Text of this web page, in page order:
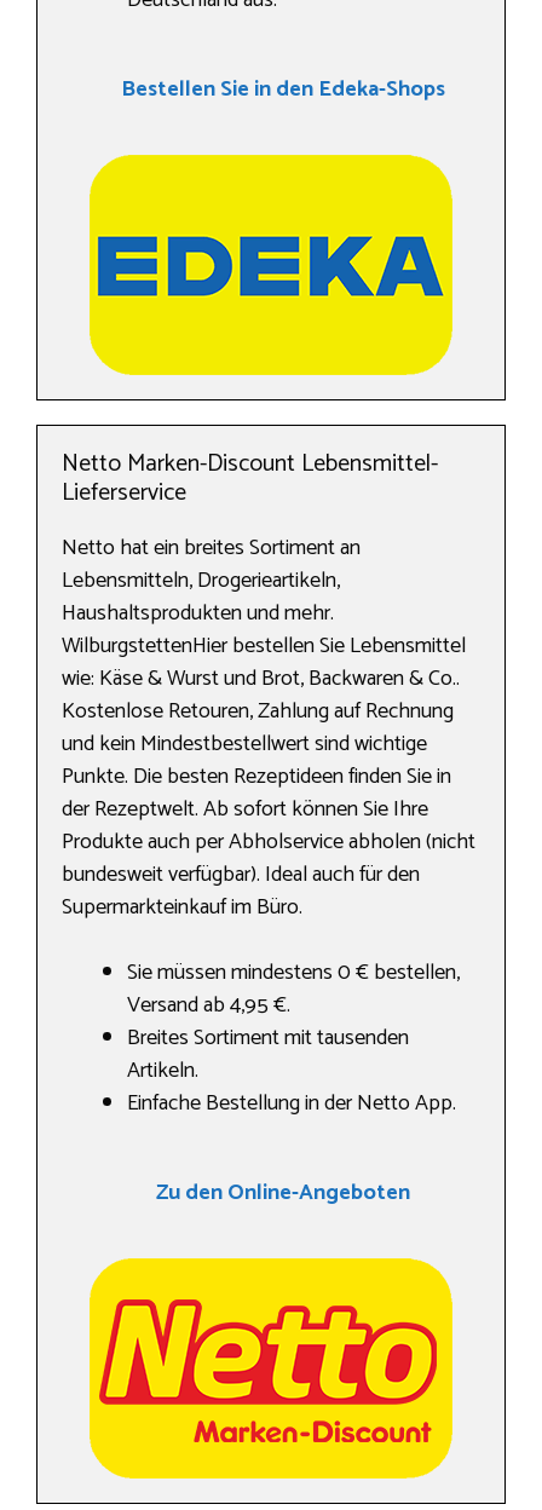
Bestellen Sie in den Edeka-Shops
Netto Marken-Discount Lebensmittel-
Lieferservice
Netto hat ein breites Sortiment an
Lebensmitteln, Drogerieartikeln,
Haushaltsprodukten und mehr.
WilburgstettenHier bestellen Sie Lebensmittel
wie: Käse & Wurst und Brot, Backwaren & Co..
Kostenlose Retouren, Zahlung auf Rechnung
und kein Mindestbestellwert sind wichtige
Punkte. Die besten Rezeptideen finden Sie in
der Rezeptwelt. Ab sofort können Sie Ihre
Produkte auch per Abholservice abholen (nicht
bundesweit verfügbar). Ideal auch für den
Supermarkteinkauf im Büro.
Sie müssen mindestens 0 € bestellen,
Versand ab 4,95 €.
Breites Sortiment mit tausenden
Artikeln.
Einfache Bestellung in der Netto App.
Zu den Online-Angeboten